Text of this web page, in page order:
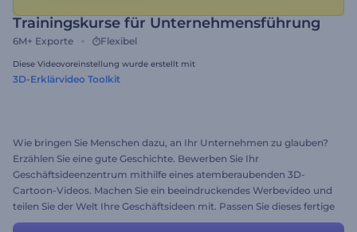
Trainingskurse für Unternehmensführung
6M+ Exporte Flexibel
Diese Videovoreinstellung wurde erstellt mit
3D-Erklärvideo Toolkit
Wie bringen Sie Menschen dazu, an Ihr Unternehmen zu glauben?
Erzählen Sie eine gute Geschichte. Bewerben Sie Ihr
Geschäftsideenzentrum mithilfe eines atemberaubenden 3D-
Cartoon-Videos. Machen Sie ein beeindruckendes Werbevideo und
teilen Sie der Welt Ihre Geschäftsideen mit. Passen Sie dieses fertige
Video einfach an Ihre Bedürfnisse an: Laden Sie Ihre Mediendateien